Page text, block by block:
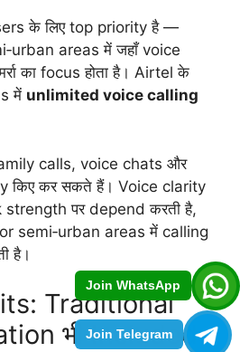
Join WhatsApp
Join Telegram
के लिए top priority है —
areas में जहाँ voice
का focus होता है। Airtel के
में unlimited voice calling
calls, voice chats और
किए कर सकते हैं। Voice clarity
पर depend करती है,
semi‑urban areas में calling
है।
Traditional
भी Included